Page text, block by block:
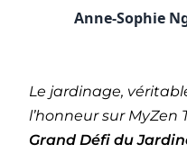
Anne-Sophie
Le jardinage,
l’honneur sur
Grand Défi du